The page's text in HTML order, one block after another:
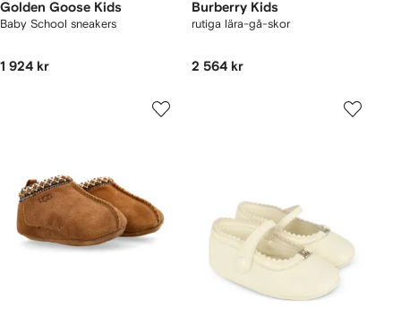
Golden Goose Kids
Baby School sneakers
1 924 kr
Burberry Kids
rutiga lära-gå-skor
2 564 kr